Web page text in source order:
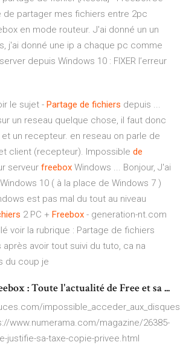
de partager mes fichiers entre 2pc
en mode routeur. J'ai donné un un
j'ai donné une ip a chaque pc comme
depuis Windows 10 : FIXER l’erreur
le sujet - Partage de fichiers depuis ...
un reseau quelque chose, il faut donc
un recepteur. en reseau on parle de
client (recepteur). Impossible de
serveur freebox Windows ... Bonjour, J'ai
10 ( à la place de Windows 7 )
est pas mal du tout au niveau
2 PC + Freebox - generation-nt.com
voir la rubrique : Partage de fichiers
après avoir tout suivi du tuto, ca na
du coup je
: Toute l'actualité de Free et sa ...
www.numerama.com/magazine/26385-
justifie-sa-taxe-copie-privee.html